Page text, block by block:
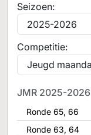
Seizoen:
Competitie:
JMR 2025-2026
Ronde 65, 66
Ronde 63, 64